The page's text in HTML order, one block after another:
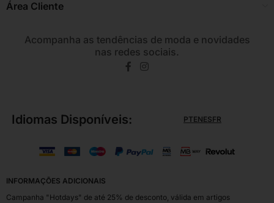
Área Cliente
Acompanha as tendências de moda e novidades
nas redes sociais.
Idiomas Disponíveis: PTENESFR
INFORMAÇÕES ADICIONAIS
Campanha "Hotdays" de até 25% de desconto, válida em artigos